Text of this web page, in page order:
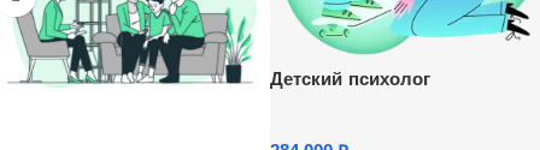
Детский психолог